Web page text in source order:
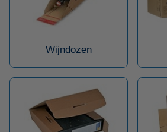
Wijndozen